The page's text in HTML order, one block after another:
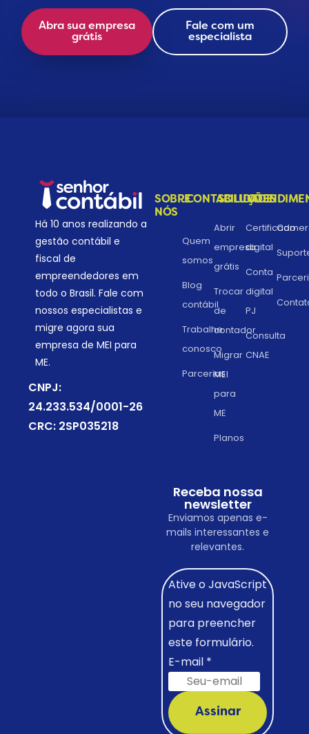
Abra sua empresa
grátis
Fale com um
especialista
Há 10 anos realizando a
gestão contábil e
fiscal de
empreendedores em
todo o Brasil. Fale com
nossos especialistas e
migre agora sua
empresa de MEI para
ME.
CNPJ:
24.233.534/0001-26
CRC: 2SP035218
SOBRE
NÓS
Quem
somos
Blog
contábil
Trabalhe
conosco
Parcerias
CONTABILIDADE
Abrir
empresa
grátis
Trocar
de
contador
Migrar
MEI
para
ME
Planos
SOLUÇÕES
Certificado
digital
Conta
digital
PJ
Consulta
CNAE
Receba nossa
newsletter
Enviamos apenas e-
mails interessantes e
relevantes.
Ative o JavaScript
no seu navegador
para preencher
este formulário.
E-mail *
Assinar